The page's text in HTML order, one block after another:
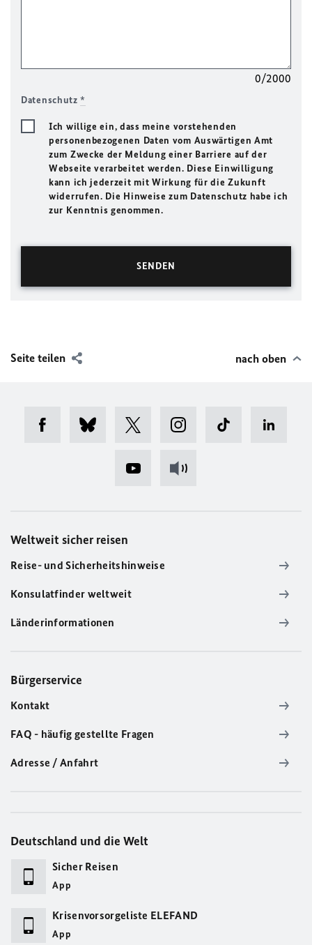
0/2000
Datenschutz*
Ich willige ein, dass meine vorstehenden
personenbezogenen Daten vom Auswärtigen Amt
zum Zwecke der Meldung einer Barriere auf der
Webseite verarbeitet werden. Diese Einwilligung
kann ich jederzeit mit Wirkung für die Zukunft
widerrufen. Die Hinweise zum Datenschutz habe ich
zur Kenntnis genommen.
Seite teilen nach oben
Weltweit sicher reisen
Reise- und Sicherheitshinweise
Konsulatfinder weltweit
Länderinformationen
Bürgerservice
Kontakt
FAQ - häufig gestellte Fragen
Adresse / Anfahrt
Deutschland und die Welt
Sicher Reisen
App
Krisenvorsorgeliste ELEFAND
App